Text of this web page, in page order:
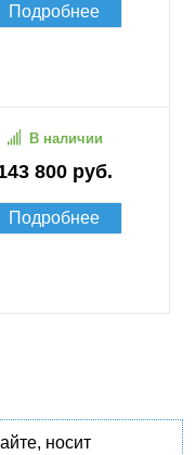
Подробнее
800 руб.
В наличии
Подробнее
носит